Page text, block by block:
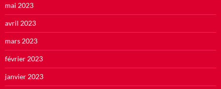
mai 2023
avril 2023
mars 2023
février 2023
janvier 2023